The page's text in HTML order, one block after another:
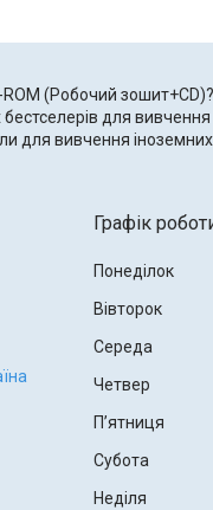
(Робочий
бестселерів для
для вивчення
Графік
Понеділок
Вівторок
Середа
Четвер
Пʼятниця
Субота
Неділя